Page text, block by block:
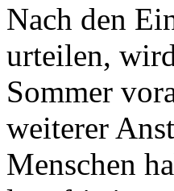
Nach den
urteilen,
Sommer
weiterer
Menschen